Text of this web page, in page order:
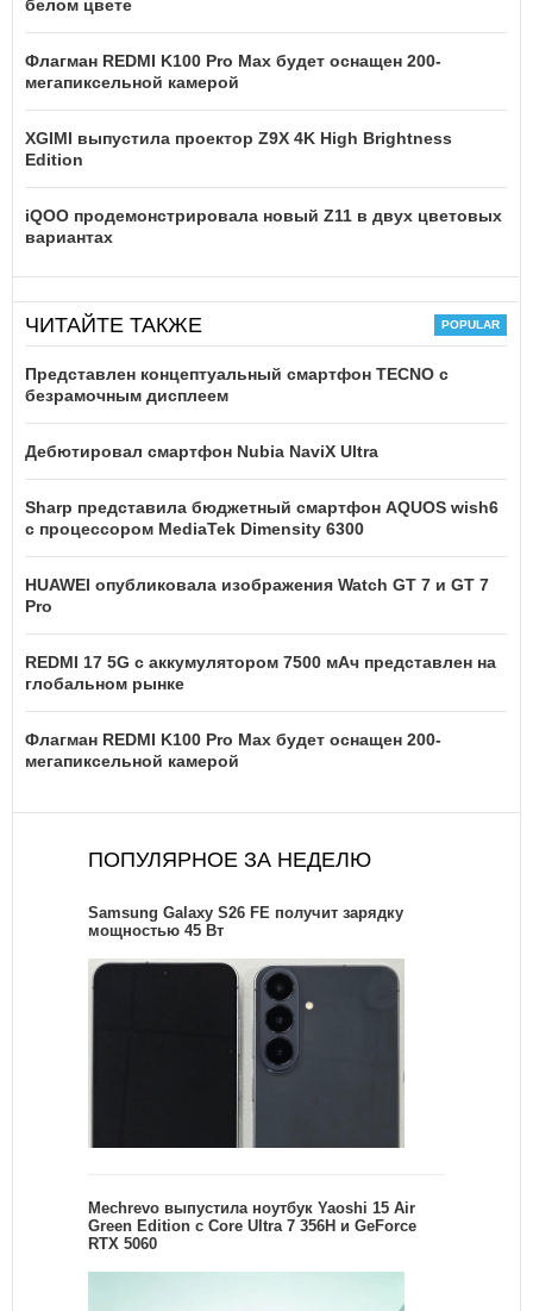
белом цвете
Флагман REDMI K100 Pro Max будет оснащен 200-
мегапиксельной камерой
XGIMI выпустила проектор Z9X 4K High Brightness
Edition
iQOO продемонстрировала новый Z11 в двух цветовых
вариантах
ЧИТАЙТЕ ТАКЖЕ
Представлен концептуальный смартфон TECNO с
безрамочным дисплеем
Дебютировал смартфон Nubia NaviX Ultra
Sharp представила бюджетный смартфон AQUOS wish6
с процессором MediaTek Dimensity 6300
HUAWEI опубликовала изображения Watch GT 7 и GT 7
Pro
REDMI 17 5G c аккумулятором 7500 мАч представлен на
глобальном рынке
Флагман REDMI K100 Pro Max будет оснащен 200-
мегапиксельной камерой
ПОПУЛЯРНОЕ ЗА НЕДЕЛЮ
Samsung Galaxy S26 FE получит зарядку
мощностью 45 Вт
Mechrevo выпустила ноутбук Yaoshi 15 Air
Green Edition с Core Ultra 7 356H и GeForce
RTX 5060